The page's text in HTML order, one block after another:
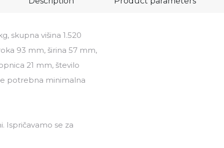
skupna višina 1.520
93 mm, širina 57 mm,
21 mm, število
potrebna minimalna
Ispričavamo se za